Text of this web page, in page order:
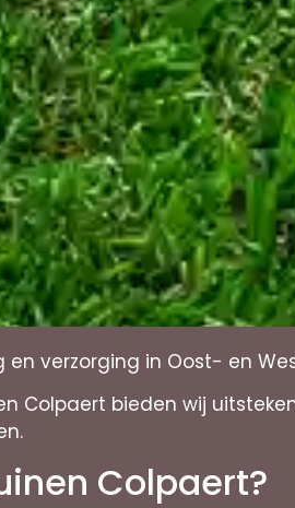
en verzorging in Oost- en
Colpaert bieden wij
Colpaert?